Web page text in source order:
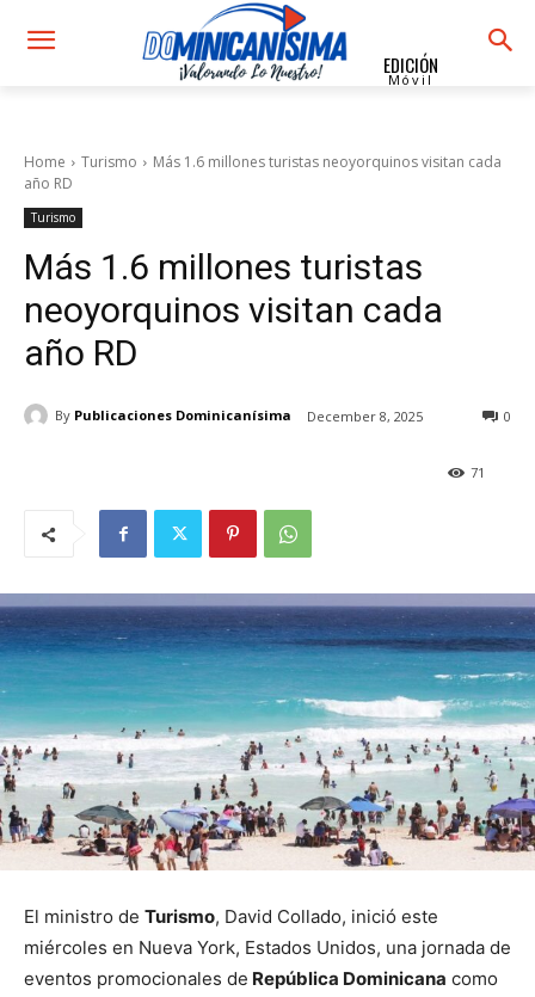
EDICIÓN
Móvil
Home Turismo
Más 1.6 millones turistas neoyorquinos visitan cada
año RD
Turismo
Más 1.6 millones turistas
neoyorquinos visitan cada
año RD
By Publicaciones Dominicanísima December 8, 2025 0
71
El ministro de Turismo, David Collado, inició este
miércoles en Nueva York, Estados Unidos, una jornada de
eventos promocionales de República Dominicana como